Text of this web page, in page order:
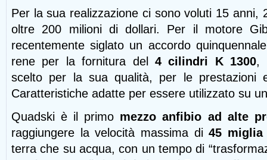
Per la sua realizzazione ci sono voluti 15 anni,
oltre 200 milioni di dollari. Per il motore
recentemente siglato un accordo
rene per la fornitura del 4 cilindri K 1300,
scelto per la sua qualità, per le prestazioni
Caratteristiche adatte per essere utilizzato su
Quadski è il primo mezzo anfibio ad alte
raggiungere la velocità massima di45 miglia
terra che su acqua, con un tempo di